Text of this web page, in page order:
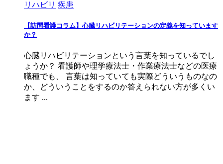
リハビリ 疾患
【訪問看護コラム】心臓リハビリテーションの定義を知っています
か？
心臓リハビリテーションという言葉を知っているでし
ょうか？ 看護師や理学療法士・作業療法士などの医療
職種でも、 言葉は知っていても実際どういうものなの
か、どういうことをするのか答えられない方が多くい
ます ...